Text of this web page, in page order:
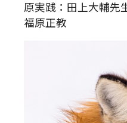
原実践：田上大輔
福原正教